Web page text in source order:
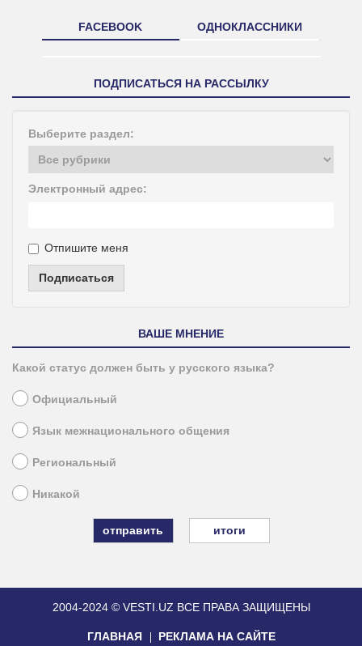
FACEBOOK ОДНОКЛАССНИКИ
ПОДПИСАТЬСЯ НА РАССЫЛКУ
Выберите раздел:
Электронный адрес:
Отпишите меня
Подписаться
ВАШЕ МНЕНИЕ
Какой статус должен быть у русского языка?
Официальный
Язык межнационального общения
Региональный
Никакой
итоги
2004-2024 © VESTI.UZ ВСЕ ПРАВА ЗАЩИЩЕНЫ
ГЛАВНАЯ РЕКЛАМА НА САЙТЕ